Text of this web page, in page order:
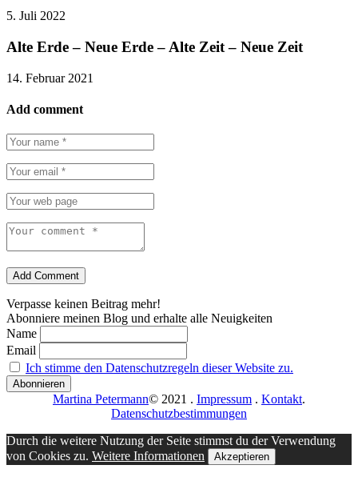
5. Juli 2022
Alte Erde – Neue Erde – Alte Zeit – Neue Zeit
14. Februar 2021
Add comment
Add Comment
Verpasse keinen Beitrag mehr!
Abonniere meinen Blog und erhalte alle Neuigkeiten
Name
Email
Ich stimme den Datenschutzregeln dieser Website zu.
Martina Petermann© 2021 . Impressum . Kontakt.
Datenschutzbestimmungen
Durch die weitere Nutzung der Seite stimmst du der Verwendung
von Cookies zu. Weitere Informationen Akzeptieren